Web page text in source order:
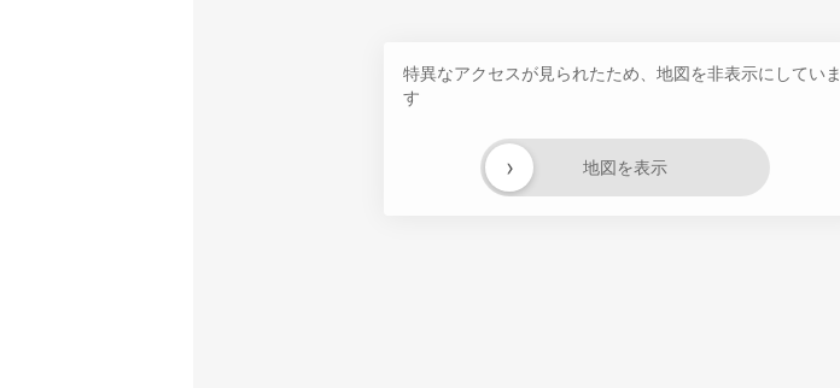
特異なアクセスが見られたため、地図を非表示にしていま
す
地図を表示
›